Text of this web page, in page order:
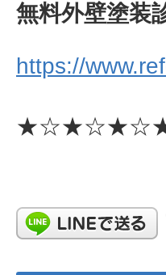
無料外壁塗装
https://